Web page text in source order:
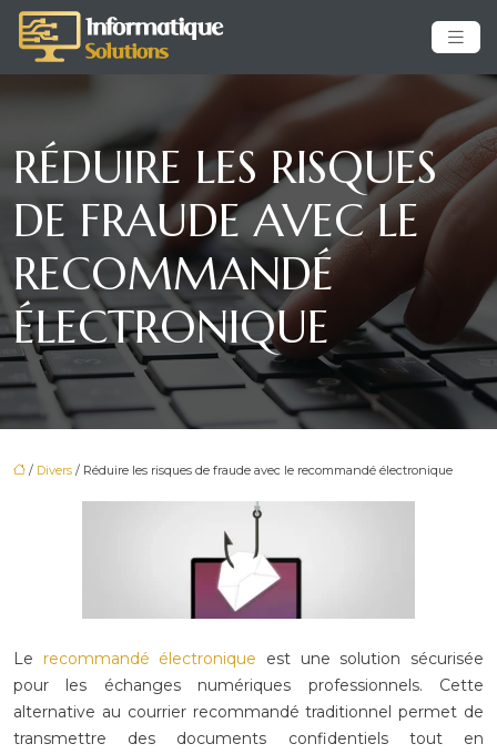
RÉDUIRE LES RISQUES
DE FRAUDE AVEC LE
RECOMMANDÉ
ÉLECTRONIQUE
/ Divers / Réduire les risques de fraude avec le recommandé électronique
Le recommandé électronique est une solution sécurisée
pour les échanges numériques professionnels. Cette
alternative au courrier recommandé traditionnel permet de
transmettre des documents confidentiels tout en